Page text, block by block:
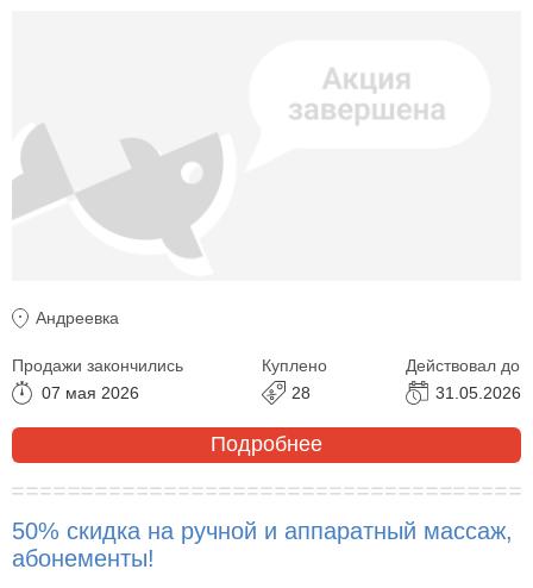
Андреевка
Продажи закончились
07 мая 2026
Куплено
28
Действовал до
31.05.2026
Подробнее
50% скидка на ручной и аппаратный массаж,
абонементы!